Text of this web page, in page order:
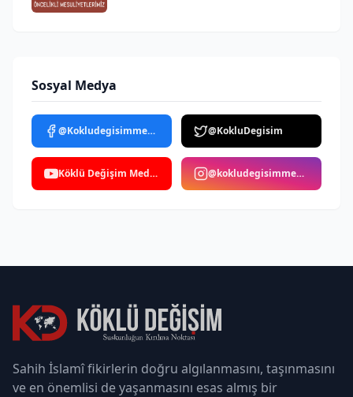
Sosyal Medya
@Kokludegisimmedya @KokluDegisim
Köklü Değişim Medya @kokludegisimmedya
Sahih İslamî fikirlerin doğru algılanmasını, taşınmasını
ve en önemlisi de yaşanmasını esas almış bir